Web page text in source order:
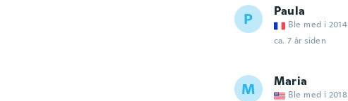
P Paula
Ble med i 2014
ca. 7 år siden
M Maria
Ble med i 2018